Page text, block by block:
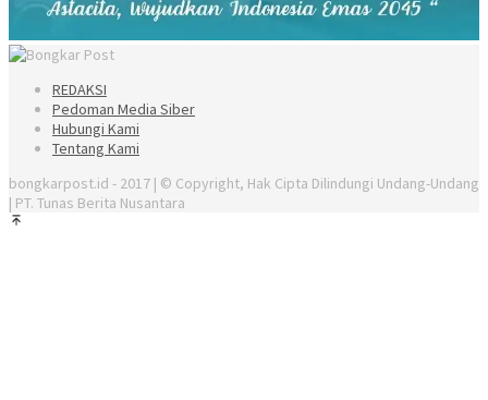
REDAKSI
Pedoman Media Siber
Hubungi Kami
Tentang Kami
bongkarpost.id - 2017 | © Copyright, Hak Cipta Dilindungi Undang-Undang
| PT. Tunas Berita Nusantara